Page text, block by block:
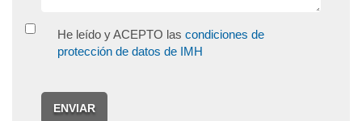
He leído y ACEPTO las condiciones de
protección de datos de IMH
ENVIAR